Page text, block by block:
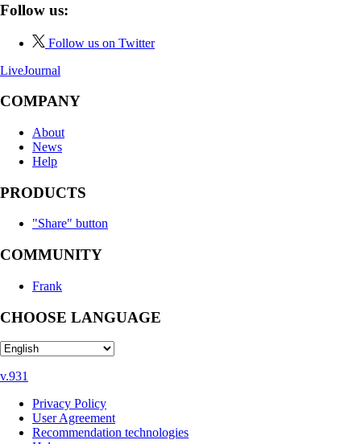
Follow us:
Follow us on Twitter
LiveJournal
COMPANY
About
News
Help
PRODUCTS
"Share" button
COMMUNITY
Frank
CHOOSE LANGUAGE
v.931
Privacy Policy
User Agreement
Recommendation technologies